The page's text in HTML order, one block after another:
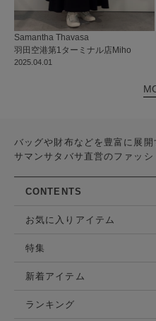
2025.04.01
Samantha Thavasa
羽田空港第1ターミナル店Miho
バッグや財布などを豊富に展開
サマンサタバサ直営のファッシ
CONTENTS
お気に入りアイテム
特集
新着アイテム
ランキング